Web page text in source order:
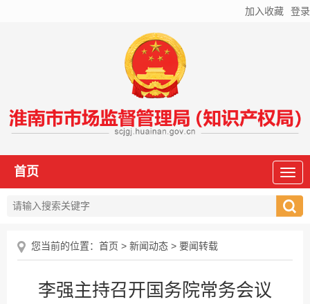
加入收藏 登录
首页
您当前的位置： 首页 > 新闻动态 > 要闻转载
李强主持召开国务院常务会议